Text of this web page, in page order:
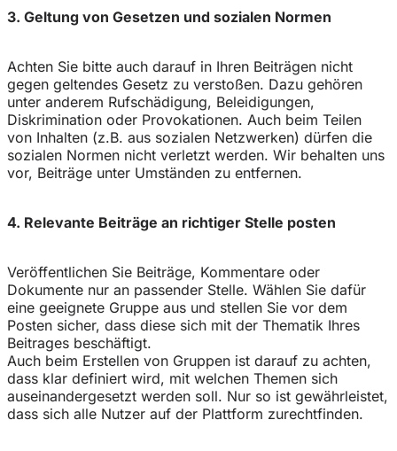
3. Geltung von Gesetzen und sozialen Normen
Achten Sie bitte auch darauf in Ihren Beiträgen nicht
gegen geltendes Gesetz zu verstoßen. Dazu gehören
unter anderem Rufschädigung, Beleidigungen,
Diskrimination oder Provokationen. Auch beim Teilen
von Inhalten (z.B. aus sozialen Netzwerken) dürfen die
sozialen Normen nicht verletzt werden. Wir behalten uns
vor, Beiträge unter Umständen zu entfernen.
4. Relevante Beiträge an richtiger Stelle posten
Veröffentlichen Sie Beiträge, Kommentare oder
Dokumente nur an passender Stelle. Wählen Sie dafür
eine geeignete Gruppe aus und stellen Sie vor dem
Posten sicher, dass diese sich mit der Thematik Ihres
Beitrages beschäftigt.
Auch beim Erstellen von Gruppen ist darauf zu achten,
dass klar definiert wird, mit welchen Themen sich
auseinandergesetzt werden soll. Nur so ist gewährleistet,
dass sich alle Nutzer auf der Plattform zurechtfinden.